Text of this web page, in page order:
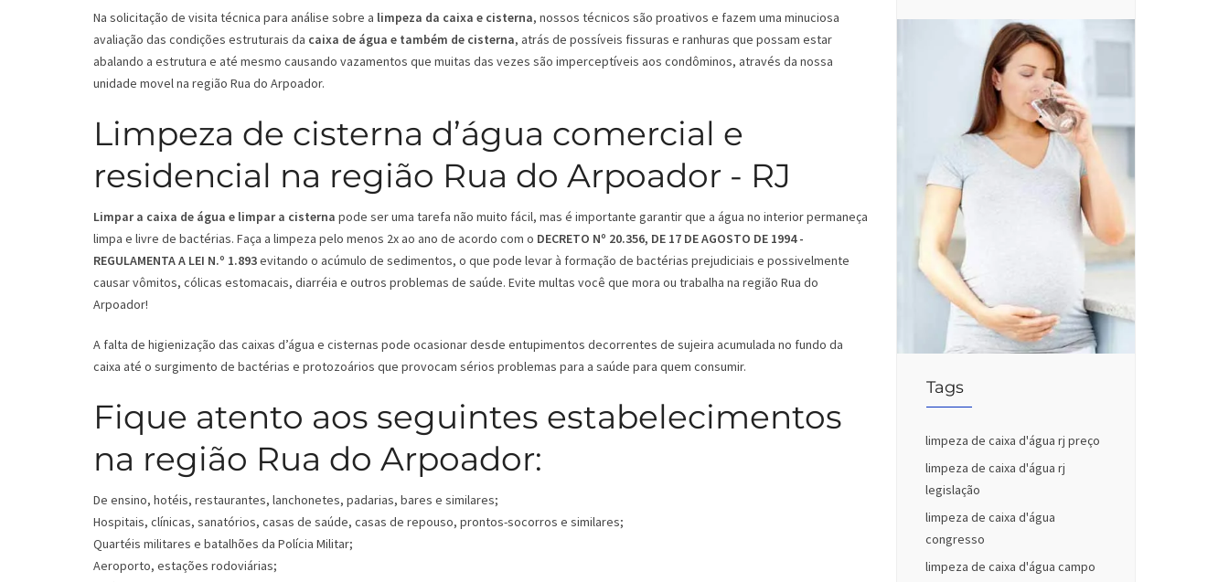
Tags
limpeza de caixa d'água rj preço
limpeza de caixa d'água rj
legislação
limpeza de caixa d'água
congresso
limpeza de caixa d'água campo
Na solicitação de visita técnica para análise sobre a limpeza da caixa e cisterna, nossos técnicos são proativos e fazem uma minuciosa
avaliação das condições estruturais da caixa de água e também de cisterna, atrás de possíveis fissuras e ranhuras que possam estar
abalando a estrutura e até mesmo causando vazamentos que muitas das vezes são imperceptíveis aos condôminos, através da nossa
unidade movel na região Rua do Arpoador.
Limpeza de cisterna d’água comercial e
residencial na região Rua do Arpoador - RJ
Limpar a caixa de água e limpar a cisterna pode ser uma tarefa não muito fácil, mas é importante garantir que a água no interior permaneça
limpa e livre de bactérias. Faça a limpeza pelo menos 2x ao ano de acordo com o DECRETO Nº 20.356, DE 17 DE AGOSTO DE 1994 -
REGULAMENTA A LEI N.º 1.893evitando o acúmulo de sedimentos, o que pode levar à formação de bactérias prejudiciais e possivelmente
causar vômitos, cólicas estomacais, diarréia e outros problemas de saúde. Evite multas você que mora ou trabalha na região Rua do
Arpoador!
A falta de higienização das caixas d’água e cisternas pode ocasionar desde entupimentos decorrentes de sujeira acumulada no fundo da
caixa até o surgimento de bactérias e protozoários que provocam sérios problemas para a saúde para quem consumir.
Fique atento aos seguintes estabelecimentos
na região Rua do Arpoador:
De ensino, hotéis, restaurantes, lanchonetes, padarias, bares e similares;
Hospitais, clínicas, sanatórios, casas de saúde, casas de repouso, prontos-socorros e similares;
Quartéis militares e batalhões da Polícia Militar;
Aeroporto, estações rodoviárias;